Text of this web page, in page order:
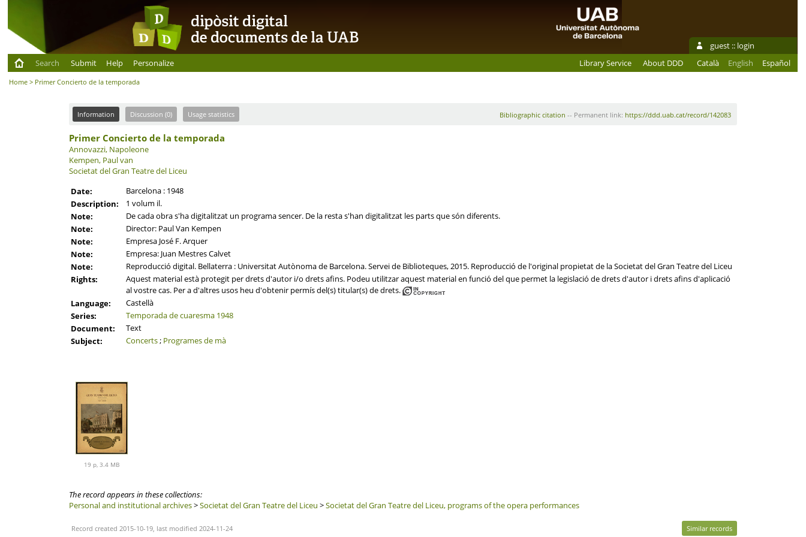
guest :: login
Search
Submit Help Personalize Library Service About DDD Català English Español
Home > Primer Concierto de la temporada
Information Discussion (0) Usage statistics Bibliographic citation -- Permanent link: https://ddd.uab.cat/record/142083
Primer Concierto de la temporada
Annovazzi, Napoleone
Kempen, Paul van
Societat del Gran Teatre del Liceu
Date:
Barcelona : 1948
Description:
1 volum il.
Note:
De cada obra s'ha digitalitzat un programa sencer. De la resta s'han digitalitzat les parts que són diferents.
Note:
Director: Paul Van Kempen
Note:
Empresa José F. Arquer
Note:
Empresa: Juan Mestres Calvet
Note:
Reproducció digital. Bellaterra : Universitat Autònoma de Barcelona. Servei de Biblioteques, 2015. Reproducció de l'original propietat de la Societat del Gran Teatre del Liceu
Rights:
Aquest material està protegit per drets d'autor i/o drets afins. Podeu utilitzar aquest material en funció del que permet la legislació de drets d'autor i drets afins d'aplicació
al vostre cas. Per a d'altres usos heu d'obtenir permís del(s) titular(s) de drets.
Language:
Castellà
Series:
Temporada de cuaresma 1948
Document:
Text
Subject:
Concerts; Programes de mà
19 p, 3.4 MB
The record appears in these collections:
Personal and institutional archives>Societat del Gran Teatre del Liceu >Societat del Gran Teatre del Liceu, programs of the opera performances
Record created 2015-10-19, last modified 2024-11-24 Similar records